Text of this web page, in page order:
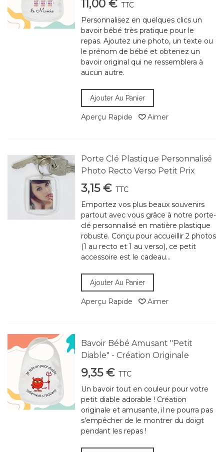
11,00 € TTC
Personnalisez en quelques clics un
bavoir bébé très pratique pour le
repas. Ajoutez une photo, un texte ou
le prénom de bébé et obtenez un
bavoir original qui ne ressemblera à
aucun autre.
Ajouter Au Panier
Aperçu Rapide Aimer
Porte Clé Plastique Personnalisé
Photo Recto Verso Petit Prix
3,15 € TTC
Emportez vos plus beaux souvenirs
partout avec vous grâce à notre porte-
clé personnalisé en matière plastique
robuste. Conçu pour accueillir 2 photos
(1 au recto et 1 au verso), ce petit
accessoire est le cadeau...
Ajouter Au Panier
Aperçu Rapide Aimer
Bavoir Bébé Amusant "Petit
Diable" - Création Originale
9,35 € TTC
Un bavoir tout en couleur pour votre
petit diable adorable ! Création
originale et amusante, il ne pourra pas
s'empêcher de le montrer du doigt
pendant les repas !